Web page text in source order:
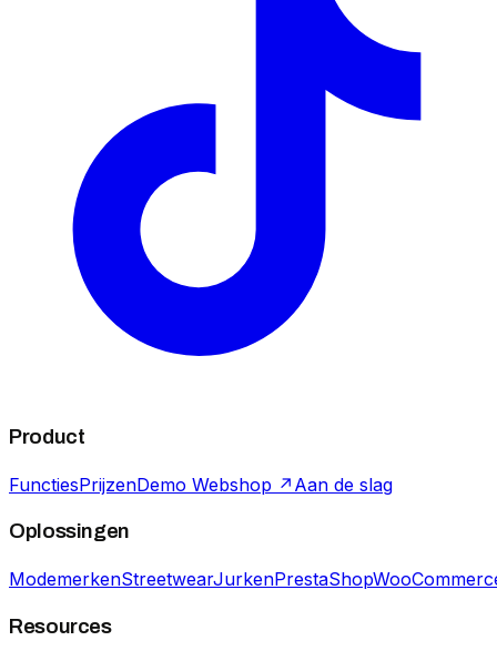
Product
FunctiesPrijzenDemo Webshop ↗ Aan de slag
Oplossingen
ModemerkenStreetwearJurkenPrestaShop
Resources